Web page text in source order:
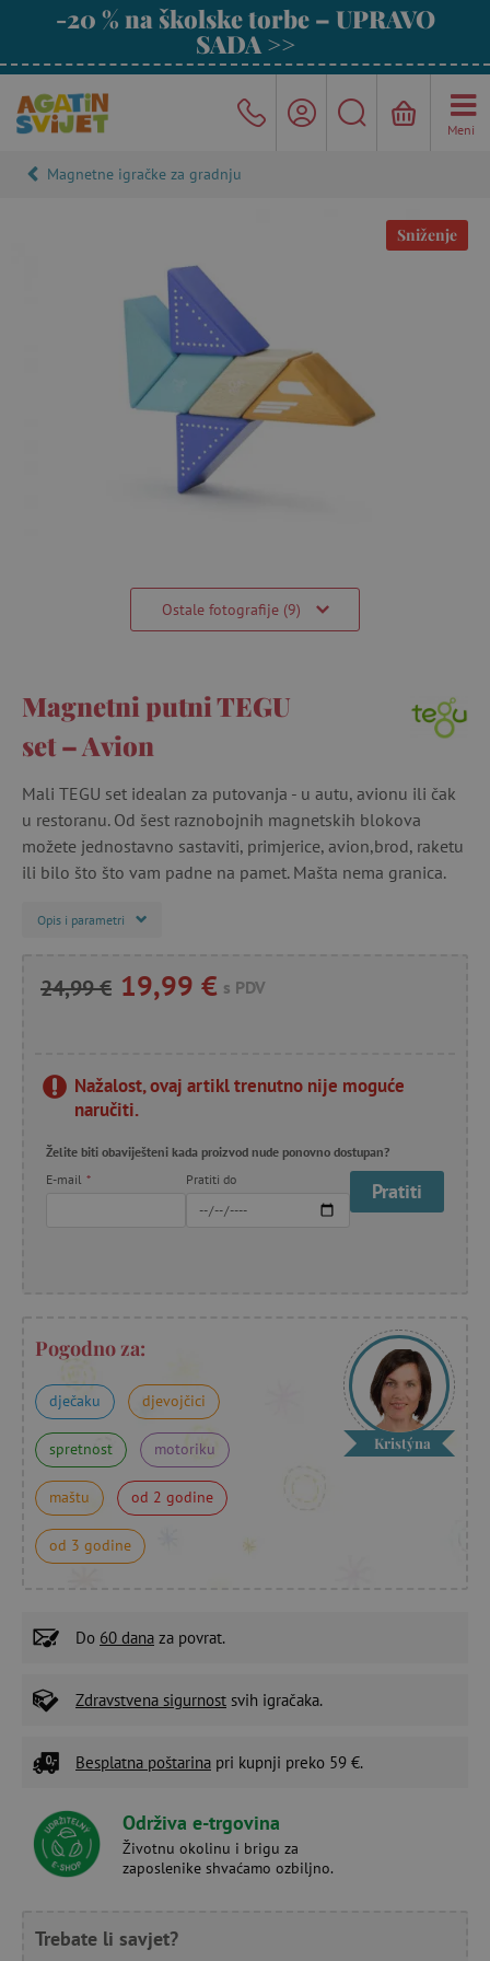
-20 % na školske torbe – UPRAVO
SADA >>
Meni
Magnetne igračke za gradnju
Sniženje
Ostale fotografije (9)
Magnetni putni TEGU
set – Avion
Mali TEGU set idealan za putovanja - u autu, avionu ili čak
u restoranu. Od šest raznobojnih magnetskih blokova
možete jednostavno sastaviti, primjerice, avion,brod, raketu
ili bilo što što vam padne na pamet. Mašta nema granica.
Opis i parametri
24,99 € 19,99 € s PDV
Nažalost, ovaj artikl trenutno nije moguće
naručiti.
Želite biti obaviješteni kada proizvod nude ponovno dostupan?
E-mail * Pratiti do Pratiti
Pogodno za:
dječaku djevojčici
spretnost motoriku
maštu od 2 godine
od 3 godine
Kristýna
Do 60 dana za povrat.
Zdravstvena sigurnost svih igračaka.
Besplatna poštarina pri kupnji preko 59 €.
Održiva e-trgovina
Životnu okolinu i brigu za
zaposlenike shvaćamo ozbiljno.
Trebate li savjet?